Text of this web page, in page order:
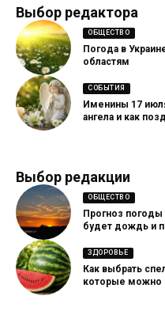
Выбор редактора
ОБЩЕСТВО
Погода в
областям
СОБЫТИЯ
Именины 17
ангела и как
Выбор редакции
ОБЩЕСТВО
Прогноз погоды
будет дождь и
ЗДОРОВЬЕ
Как выбрать
которые можно